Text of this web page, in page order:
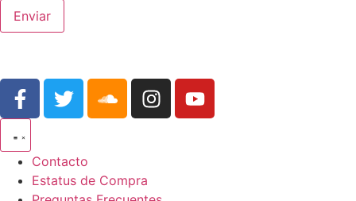
Contacto
Estatus de Compra